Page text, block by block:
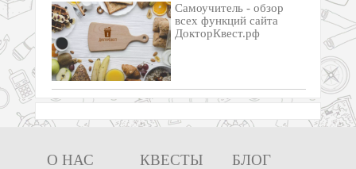
Самоучитель - обзор
всех функций сайта
ДокторКвест.рф
О НАС КВЕСТЫ БЛОГ